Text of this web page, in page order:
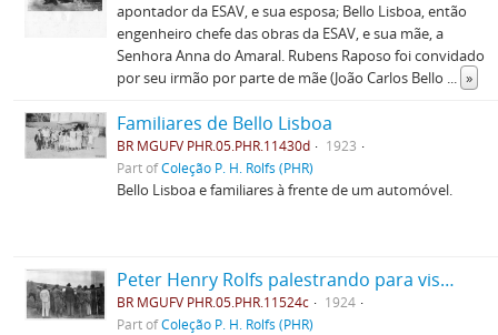
apontador da ESAV, e sua esposa; Bello Lisboa, então
engenheiro chefe das obras da ESAV, e sua mãe, a
Senhora Anna do Amaral. Rubens Raposo foi convidado
por seu irmão por parte de mãe (João Carlos Bello ... »
Familiares de Bello Lisboa
BR MGUFV PHR.05.PHR.11430d
1923
Part ofColeção P. H. Rolfs (PHR)
Bello Lisboa e familiares à frente de um automóvel.
Peter Henry Rolfs palestrando para visitantes
BR MGUFV PHR.05.PHR.11524c
1924
Part ofColeção P. H. Rolfs (PHR)